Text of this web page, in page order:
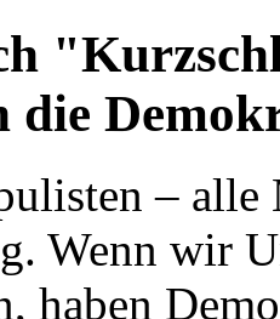
die
– alle
Wenn wir
haben